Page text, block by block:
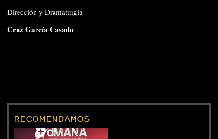
Dirección y Dramaturgia
Cruz García Casado
RECOMENDAMOS